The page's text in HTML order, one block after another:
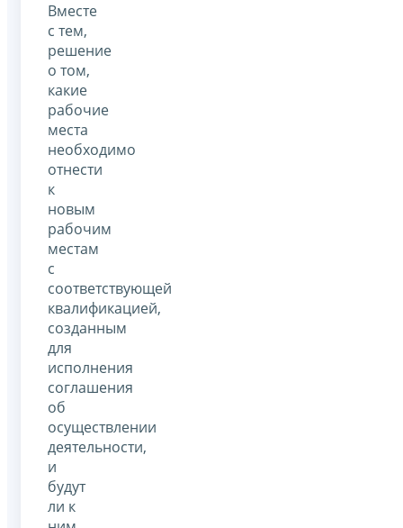
Вместе
с тем,
решение
о том,
какие
рабочие
места
необходимо
отнести
к
новым
рабочим
местам
с
соответствующей
квалификацией,
созданным
для
исполнения
соглашения
об
осуществлении
деятельности,
и
будут
ли к